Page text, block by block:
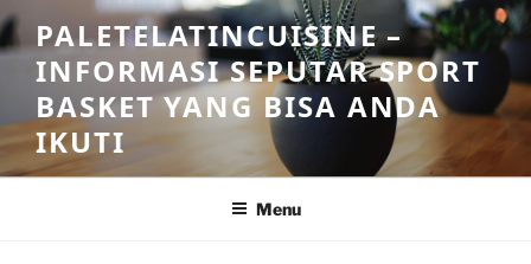
Skip
to
content
PALETELATINCUISINE –
INFORMASI SEPUTAR SPORT
BASKET YANG BISA ANDA
IKUTI
Menu